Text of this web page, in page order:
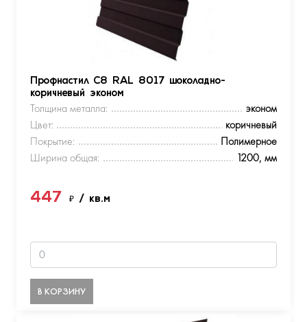
Профнастил С8 RAL 8017 шоколадно-
коричневый эконом
Толщина металла:
эконом
Цвет:
коричневый
Покрытие:
Полимерное
Ширина общая:
1200, мм
447 ₽ / кв.м
В КОРЗИНУ